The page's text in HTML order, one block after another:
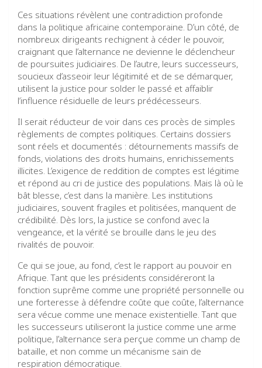
Ces situations révèlent une contradiction profonde
dans la politique africaine contemporaine. D’un côté, de
nombreux dirigeants rechignent à céder le pouvoir,
craignant que l’alternance ne devienne le déclencheur
de poursuites judiciaires. De l’autre, leurs successeurs,
soucieux d’asseoir leur légitimité et de se démarquer,
utilisent la justice pour solder le passé et affaiblir
l’influence résiduelle de leurs prédécesseurs.
Il serait réducteur de voir dans ces procès de simples
règlements de comptes politiques. Certains dossiers
sont réels et documentés : détournements massifs de
fonds, violations des droits humains, enrichissements
illicites. L’exigence de reddition de comptes est légitime
et répond au cri de justice des populations. Mais là où le
bât blesse, c’est dans la manière. Les institutions
judiciaires, souvent fragiles et politisées, manquent de
crédibilité. Dès lors, la justice se confond avec la
vengeance, et la vérité se brouille dans le jeu des
rivalités de pouvoir.
Ce qui se joue, au fond, c’est le rapport au pouvoir en
Afrique. Tant que les présidents considéreront la
fonction suprême comme une propriété personnelle ou
une forteresse à défendre coûte que coûte, l’alternance
sera vécue comme une menace existentielle. Tant que
les successeurs utiliseront la justice comme une arme
politique, l’alternance sera perçue comme un champ de
bataille, et non comme un mécanisme sain de
respiration démocratique.